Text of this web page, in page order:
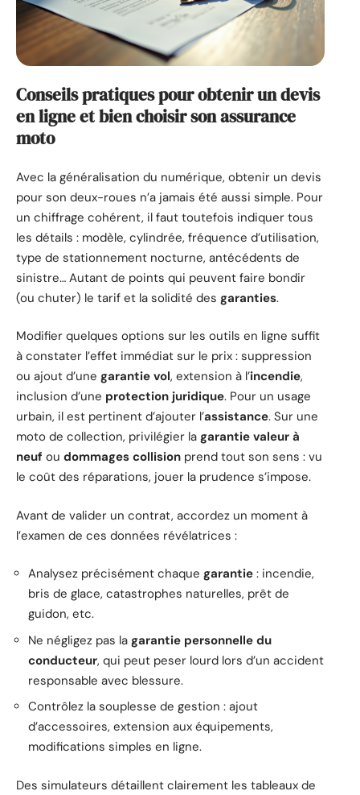
Conseils pratiques pour obtenir un devis
en ligne et bien choisir son assurance
moto
Avec la généralisation du numérique, obtenir un devis
pour son deux-roues n’a jamais été aussi simple. Pour
un chiffrage cohérent, il faut toutefois indiquer tous
les détails : modèle, cylindrée, fréquence d’utilisation,
type de stationnement nocturne, antécédents de
sinistre… Autant de points qui peuvent faire bondir
(ou chuter) le tarif et la solidité des garanties.
Modifier quelques options sur les outils en ligne suffit
à constater l’effet immédiat sur le prix : suppression
ou ajout d’une garantie vol, extension à l’incendie,
inclusion d’une protection juridique. Pour un usage
urbain, il est pertinent d’ajouter l’assistance. Sur une
moto de collection, privilégier la garantie valeur à
neuf ou dommages collision prend tout son sens : vu
le coût des réparations, jouer la prudence s’impose.
Avant de valider un contrat, accordez un moment à
l’examen de ces données révélatrices :
Analysez précisément chaque garantie : incendie,
bris de glace, catastrophes naturelles, prêt de
guidon, etc.
Ne négligez pas la garantie personnelle du
conducteur, qui peut peser lourd lors d’un accident
responsable avec blessure.
Contrôlez la souplesse de gestion : ajout
d’accessoires, extension aux équipements,
modifications simples en ligne.
Des simulateurs détaillent clairement les tableaux de